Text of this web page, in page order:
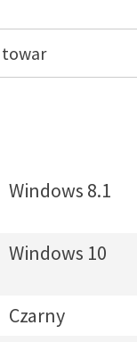
Windows 8.1
Windows 10
Czarny